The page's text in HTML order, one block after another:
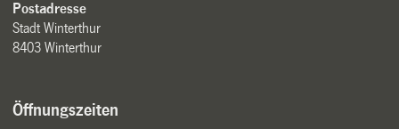
Postadresse
Stadt Winterthur
8403 Winterthur
Öffnungszeiten